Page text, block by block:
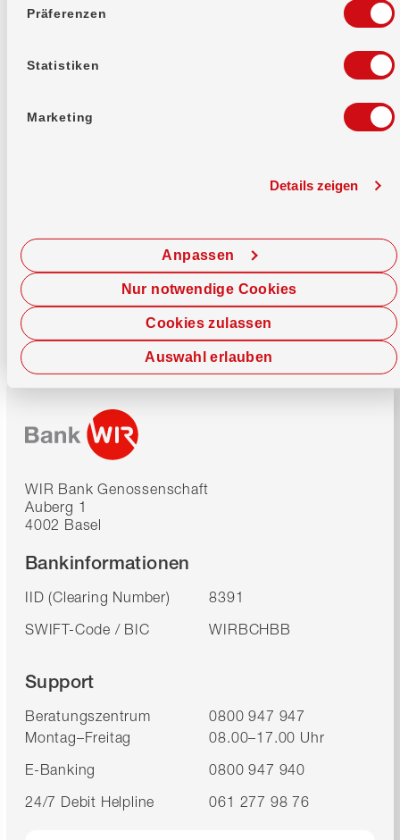
Präferenzen
Statistiken
Marketing
Details zeigen
Cookies zulassen
Anpassen
Auswahl erlauben
Nur notwendige Cookies
Jetzt chatten
WIR Bank Genossenschaft
Auberg 1
4002 Basel
Bankinformationen
IID (Clearing Number)
8391
SWIFT-Code / BIC
WIRBCHBB
Support
Beratungszentrum
0800 947 947
Montag–Freitag
08.00–17.00 Uhr
E-Banking
0800 947 940
24/7 Debit Helpline
061 277 98 76